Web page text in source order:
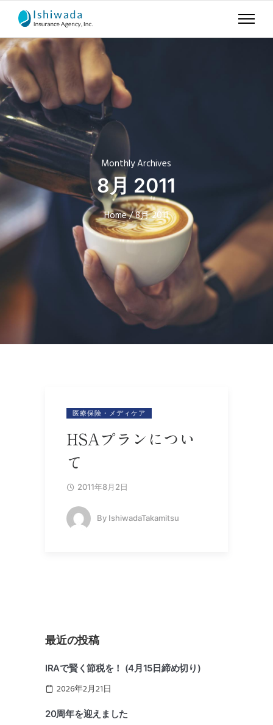
Monthly Archives
8月 2011
Home/ 8月 2011
医療保険・メディケア
HSAプランについ
て
2011年8月2日
By IshiwadaTakamitsu
最近の投稿
IRAで賢く節税を！ (4月15日締め切り)
2026年2月21日
20周年を迎えました